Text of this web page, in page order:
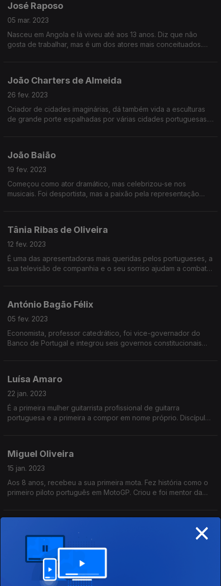
José Raposo
05 mar. 2023
Nasceu em Angola e lá viveu até aos 13 anos. Diz que não
gosta de trabalhar, mas é um dos atores mais conceituados.
João Charters de Almeida
26 fev. 2023
Criador de cidades imaginárias, dá também vida a esculturas
de grande porte espalhadas por várias cidades portuguesas.
João Baião
19 fev. 2023
Começou como ator dramático, mas celebrizou-se nos
musicais. Foi desportista, mas a paixão pela representação
Tânia Ribas de Oliveira
12 fev. 2023
É uma das apresentadoras mais queridas pelos portugueses, a
sua televisão de companhia e o seu sorriso ajudam a combater
António Bagão Félix
05 fev. 2023
Economista, professor catedrático, foi vice-governador do
Banco de Portugal e integrou seis governos constitucionais
Luísa Amaro
22 jan. 2023
É a primeira mulher guitarrista profissional de guitarra
portuguesa e a primeira a compor em nome próprio. Discípula
Miguel Oliveira
15 jan. 2023
Aos 8 anos, recebeu a sua primeira mota. Fez história como o
primeiro piloto português em MotoGP. Criou e foi mentor da
08 jan. 2023
Chamam-lhe La Fúria, mas é um homem de riso fácil.
Encenador, defende a cultura acima de tudo e considera que
o teatro tem de ser polémico. Diz que tem ainda muito por
×